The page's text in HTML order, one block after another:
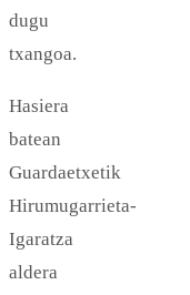
dugu
txangoa.
Hasiera
batean
Guardaetxetik
Hirumugarrieta-
Igaratza
aldera